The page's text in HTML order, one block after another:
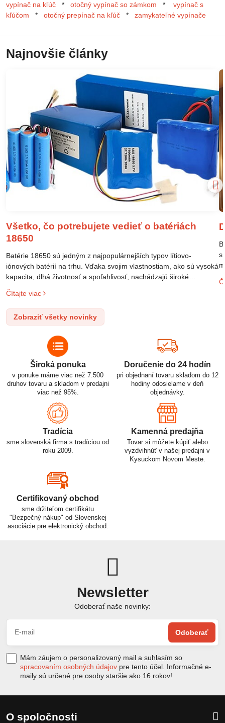
vypínač na kľúč * otočný vypínač so zámkom * vypínač s
kľúčom
* otočný prepínač na kľúč * zamykateľné vypínače
Najnovšie články
Všetko, čo potrebujete vedieť o batériách
18650
Batérie 18650 sú jedným z najpopulárnejších typov lítiovo-
iónových batérií na trhu. Vďaka svojim vlastnostiam, ako sú vysoká
kapacita, dlhá životnosť a spoľahlivosť, nachádzajú široké
po elektrické vozidlá. Pochopenie ich delenia, označovania a
správneho používania je kľúčom k ich efektívnemu a bezpečnému
využitiu.
Čítajte viac
Zobraziť všetky novinky
Široká ponuka
v ponuke máme viac než 7.500
druhov tovaru a skladom v predajni
viac než 95%.
Doručenie do 24 hodín
pri objednaní tovaru skladom do 12
hodiny odosielame v deň
objednávky.
Tradícia
sme slovenská firma s tradíciou od
roku 2009.
Kamenná predajňa
Tovar si môžete kúpiť alebo
vyzdvihnúť v našej predajni v
Kysuckom Novom Meste.
Certifikovaný obchod
sme držiteľom certifikátu
"Bezpečný nákup" od Slovenskej
asociácie pre elektronický obchod.
Newsletter
Odoberať naše novinky:
Odoberať
Mám záujem o personalizovaný mail a suhlasím so
spracovaním osobných údajov pre tento účel. Informačné e-
maily sú určené pre osoby staršie ako 16 rokov!
O spoločnosti